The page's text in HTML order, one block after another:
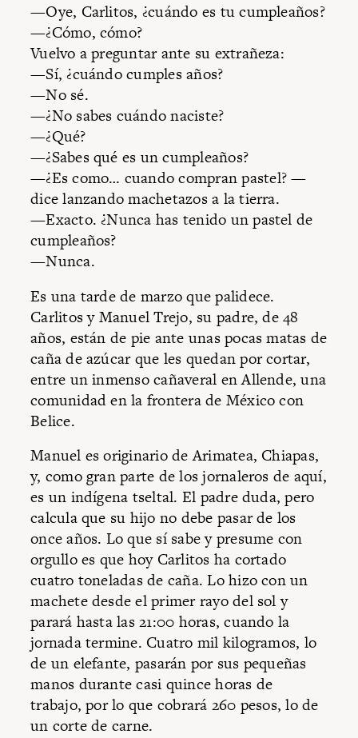
—Oye, Carlitos, ¿cuándo es tu cumpleaños?
—¿Cómo, cómo?
Vuelvo a preguntar ante su extrañeza:
—Sí, ¿cuándo cumples años?
—No sé.
—¿No sabes cuándo naciste?
—¿Qué?
—¿Sabes qué es un cumpleaños?
—¿Es como… cuando compran pastel? —
dice lanzando machetazos a la tierra.
—Exacto. ¿Nunca has tenido un pastel de
cumpleaños?
—Nunca.
Es una tarde de marzo que palidece.
Carlitos y Manuel Trejo, su padre, de 48
años, están de pie ante unas pocas matas de
caña de azúcar que les quedan por cortar,
entre un inmenso cañaveral en Allende, una
comunidad en la frontera de México con
Belice.
Manuel es originario de Arimatea, Chiapas,
y, como gran parte de los jornaleros de aquí,
es un indígena tseltal. El padre duda, pero
calcula que su hijo no debe pasar de los
once años. Lo que sí sabe y presume con
orgullo es que hoy Carlitos ha cortado
cuatro toneladas de caña. Lo hizo con un
machete desde el primer rayo del sol y
parará hasta las 21:00 horas, cuando la
jornada termine. Cuatro mil kilogramos, lo
de un elefante, pasarán por sus pequeñas
manos durante casi quince horas de
trabajo, por lo que cobrará 260 pesos, lo de
un corte de carne.